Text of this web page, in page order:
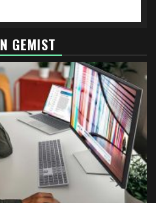
GEMIST